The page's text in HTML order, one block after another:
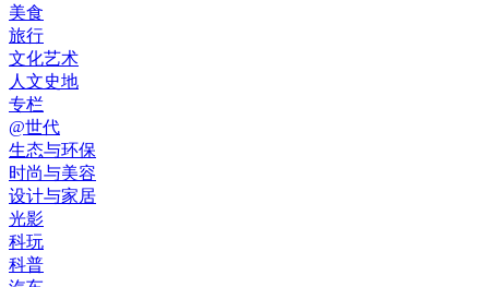
美食
旅行
文化艺术
人文史地
专栏
@世代
生态与环保
时尚与美容
设计与家居
光影
科玩
科普